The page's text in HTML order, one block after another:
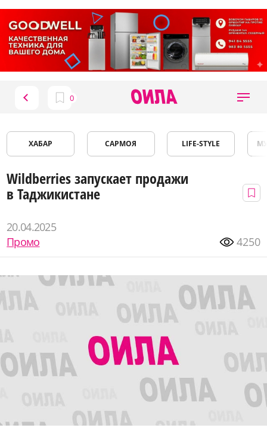
ХАБАР САРМОЯ LIFE-STYLE
Wildberries запускает продажи
в Таджикистане
20.04.2025
Промо
4250